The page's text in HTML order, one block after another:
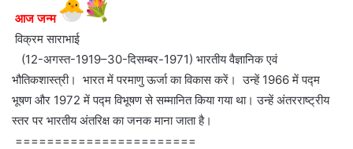
आज जन्म
विक्रम साराभाई
(12-अगस्त-1919–30-दिसम्बर-1971) भारतीय वैज्ञानिक एवं
भौतिकशास्त्री। भारत में परमाणु ऊर्जा का विकास करें। उन्हें 1966 में पद्म
भूषण और 1972 में पद्म विभूषण से सम्मानित किया गया था। उन्हें अंतरराष्ट्रीय
स्तर पर भारतीय अंतरिक्ष का जनक माना जाता है।
=======================